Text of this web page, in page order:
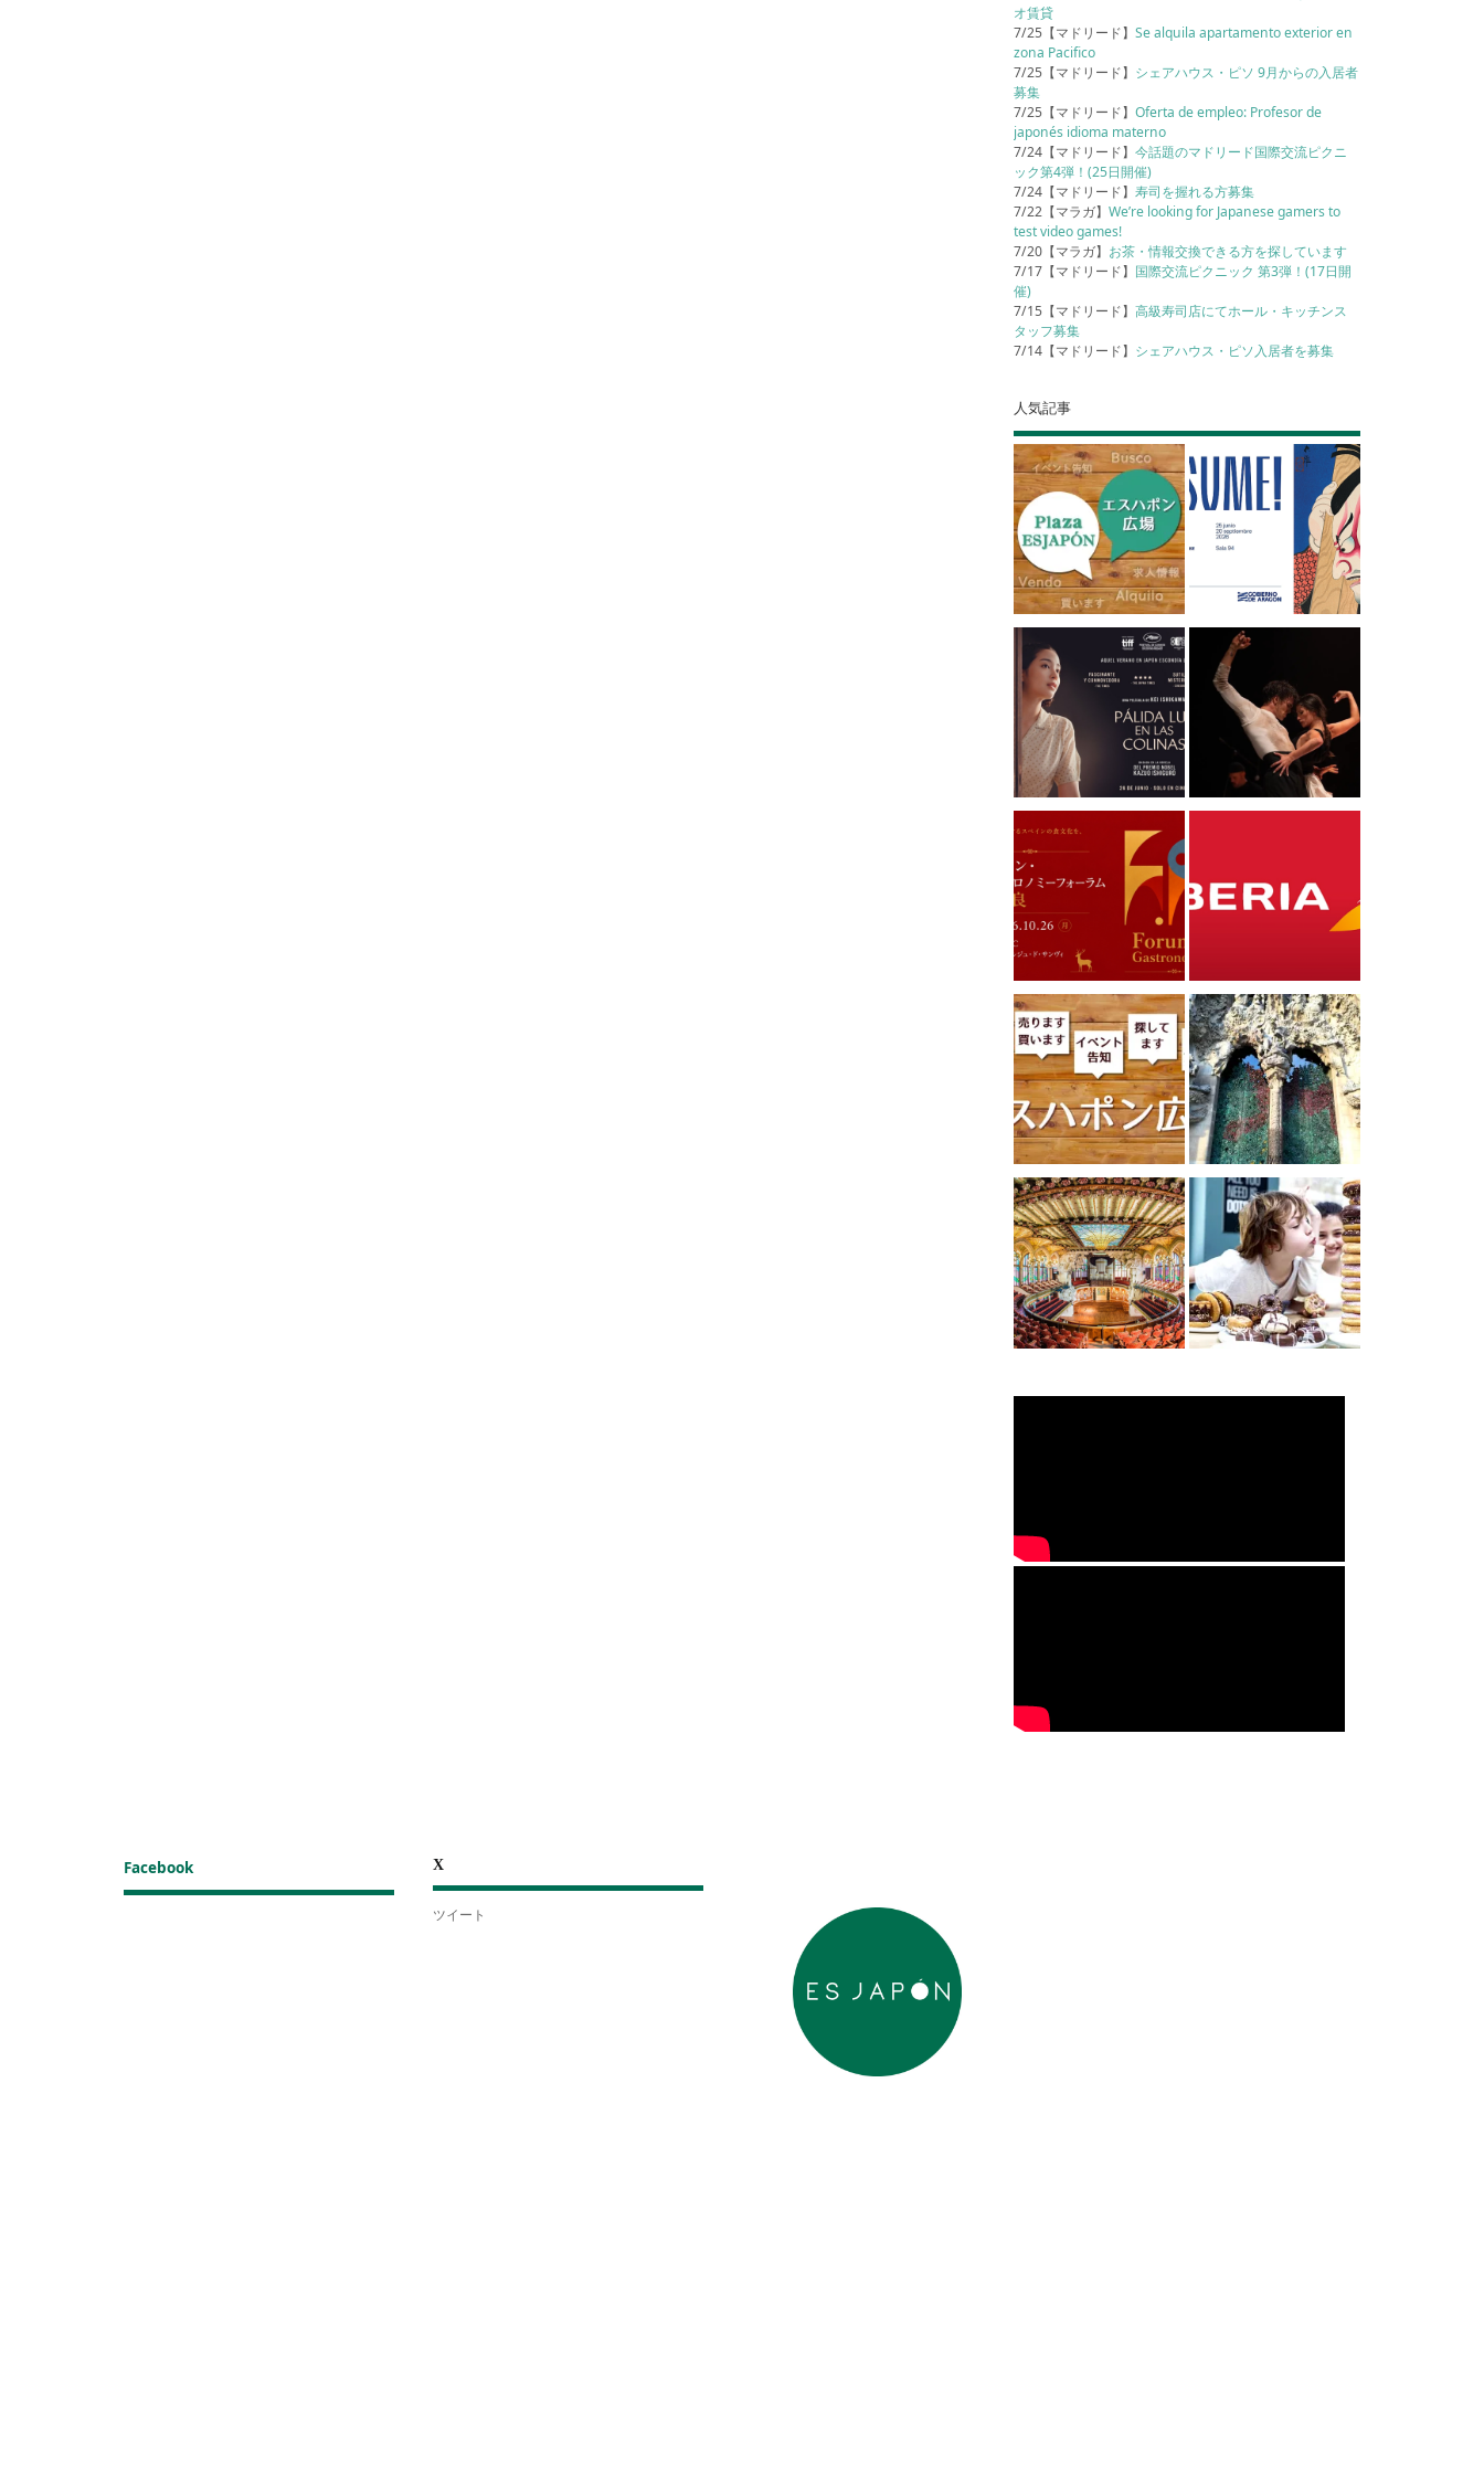
オ賃貸
7/25【マドリード】Se alquila apartamento exterior en
zona Pacifico
7/25【マドリード】 シェアハウス・ピソ 9月からの入居者
募集
7/25【マドリード】Oferta de empleo: Profesor de
japonés idioma materno
7/24【マドリード】今話題のマドリード国際交流ピクニ
ック第4弾！(25日開催)
7/24【マドリード】寿司を握れる方募集
7/22【マラガ】We’re looking for Japanese gamers to
test video games!
7/20【マラガ】 お茶・情報交換できる方を探しています
7/17【マドリード】 国際交流ピクニック 第3弾！(17日開
催)
7/15【マドリード】高級寿司店にてホール・キッチンス
タッフ募集
7/14【マドリード】 シェアハウス・ピソ入居者を募集
人気記事
Facebook X
ツイート